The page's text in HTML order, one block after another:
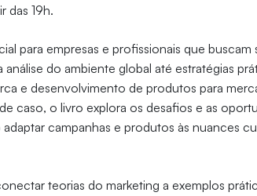
das 19h.
para empresas e profissionais que buscam
do ambiente global até estratégias
e desenvolvimento de produtos para
caso, o livro explora os desafios e as
campanhas e produtos às nuances
teorias do marketing a exemplos